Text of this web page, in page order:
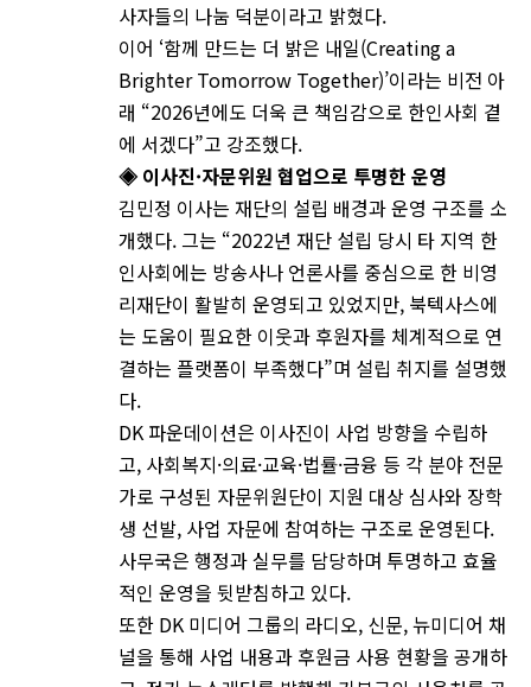
사자들의 나눔 덕분이라고 밝혔다.
이어 ‘함께 만드는 더 밝은 내일(Creating a
Brighter Tomorrow Together)’이라는 비전 아
래 “2026년에도 더욱 큰 책임감으로 한인사회 곁
에 서겠다”고 강조했다.
◈ 이사진·자문위원 협업으로 투명한 운영
김민정 이사는 재단의 설립 배경과 운영 구조를 소
개했다. 그는 “2022년 재단 설립 당시 타 지역 한
인사회에는 방송사나 언론사를 중심으로 한 비영
리재단이 활발히 운영되고 있었지만, 북텍사스에
는 도움이 필요한 이웃과 후원자를 체계적으로 연
결하는 플랫폼이 부족했다”며 설립 취지를 설명했
다.
DK 파운데이션은 이사진이 사업 방향을 수립하
고, 사회복지·의료·교육·법률·금융 등 각 분야 전문
가로 구성된 자문위원단이 지원 대상 심사와 장학
생 선발, 사업 자문에 참여하는 구조로 운영된다.
사무국은 행정과 실무를 담당하며 투명하고 효율
적인 운영을 뒷받침하고 있다.
또한 DK 미디어 그룹의 라디오, 신문, 뉴미디어 채
널을 통해 사업 내용과 후원금 사용 현황을 공개하